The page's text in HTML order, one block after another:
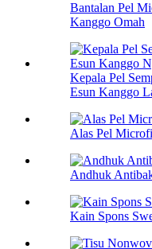
Bantalan Pel
Kanggo Omah
Kepala Pel
Esun Kanggo
Alas Pel
Andhuk
Kain Spons